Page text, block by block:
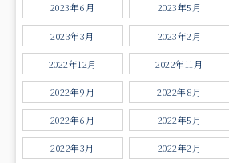
2023年6月 2023年5月
2023年3月 2023年2月
2022年12月 2022年11月
2022年9月 2022年8月
2022年6月 2022年5月
2022年3月 2022年2月